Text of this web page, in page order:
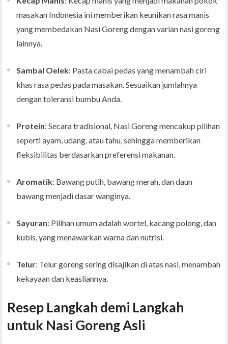
masakan Indonesia ini memberikan keunikan rasa manis
yang membedakan Nasi Goreng dengan varian nasi goreng
lainnya.
Sambal Oelek: Pasta cabai pedas yang menambah ciri
khas rasa pedas pada masakan. Sesuaikan jumlahnya
dengan toleransi bumbu Anda.
Protein: Secara tradisional, Nasi Goreng mencakup pilihan
seperti ayam, udang, atau tahu, sehingga memberikan
fleksibilitas berdasarkan preferensi makanan.
Aromatik: Bawang putih, bawang merah, dan daun
bawang menjadi dasar wanginya.
Sayuran: Pilihan umum adalah wortel, kacang polong, dan
kubis, yang menawarkan warna dan nutrisi.
Telur: Telur goreng sering disajikan di atas nasi, menambah
kekayaan dan keasliannya.
Resep Langkah demi Langkah
untuk Nasi Goreng Asli